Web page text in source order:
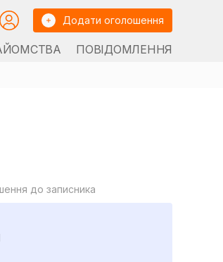
Додати оголошення
ПОВІДОМЛЕННЯ
до записника